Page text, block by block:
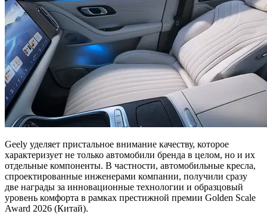
Geely уделяет пристальное внимание качеству, которое
характеризует не только автомобили бренда в целом, но и их
отдельные компоненты. В частности, автомобильные кресла,
спроектированные инженерами компании, получили сразу
две награды за инновационные технологии и образцовый
уровень комфорта в рамках престижной премии Golden Scale
Award 2026 (Китай).